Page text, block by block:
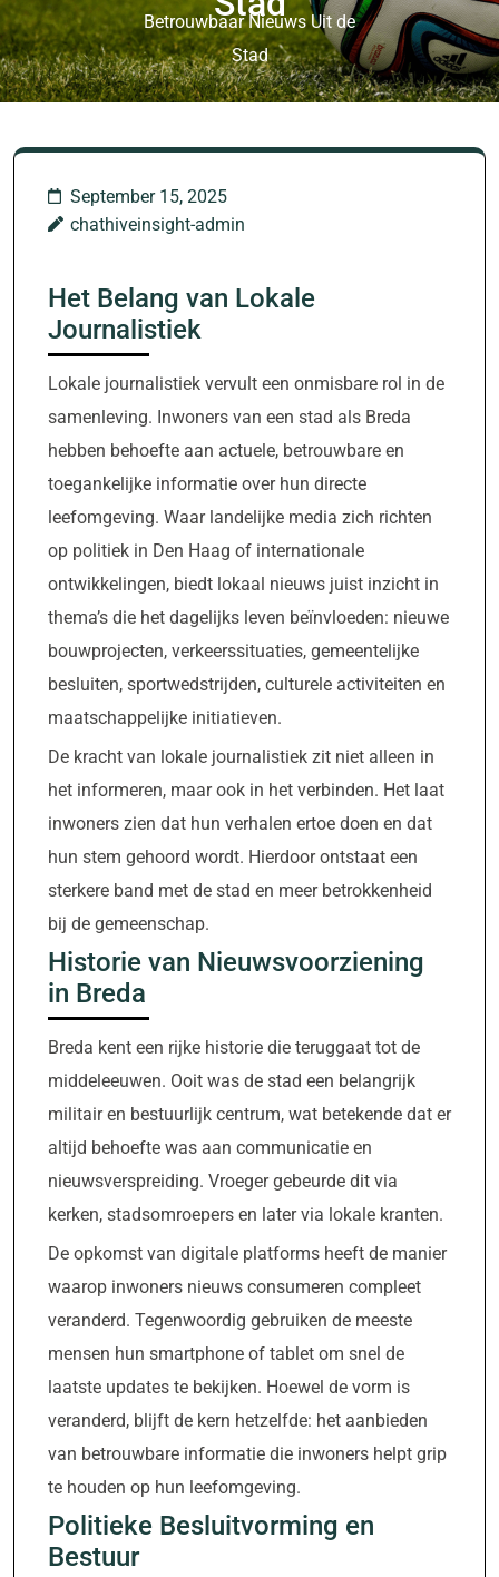
Betrouwbaar Nieuws Uit de
Stad
September 15, 2025
chathiveinsight-admin
Het Belang van Lokale
Journalistiek
Lokale journalistiek vervult een onmisbare rol in de
samenleving. Inwoners van een stad als Breda
hebben behoefte aan actuele, betrouwbare en
toegankelijke informatie over hun directe
leefomgeving. Waar landelijke media zich richten
op politiek in Den Haag of internationale
ontwikkelingen, biedt lokaal nieuws juist inzicht in
thema’s die het dagelijks leven beïnvloeden: nieuwe
bouwprojecten, verkeerssituaties, gemeentelijke
besluiten, sportwedstrijden, culturele activiteiten en
maatschappelijke initiatieven.
De kracht van lokale journalistiek zit niet alleen in
het informeren, maar ook in het verbinden. Het laat
inwoners zien dat hun verhalen ertoe doen en dat
hun stem gehoord wordt. Hierdoor ontstaat een
sterkere band met de stad en meer betrokkenheid
bij de gemeenschap.
Historie van Nieuwsvoorziening
in Breda
Breda kent een rijke historie die teruggaat tot de
middeleeuwen. Ooit was de stad een belangrijk
militair en bestuurlijk centrum, wat betekende dat er
altijd behoefte was aan communicatie en
nieuwsverspreiding. Vroeger gebeurde dit via
kerken, stadsomroepers en later via lokale kranten.
De opkomst van digitale platforms heeft de manier
waarop inwoners nieuws consumeren compleet
veranderd. Tegenwoordig gebruiken de meeste
mensen hun smartphone of tablet om snel de
laatste updates te bekijken. Hoewel de vorm is
veranderd, blijft de kern hetzelfde: het aanbieden
van betrouwbare informatie die inwoners helpt grip
te houden op hun leefomgeving.
Politieke Besluitvorming en
Bestuur